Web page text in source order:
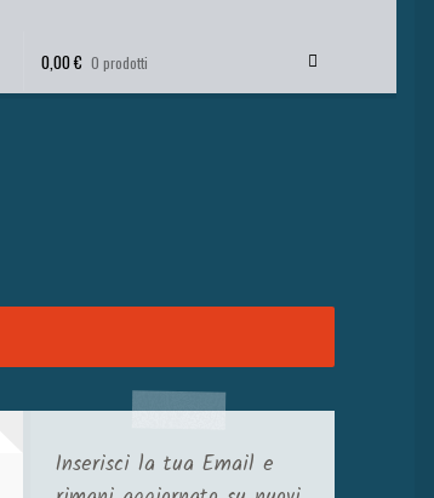
0,00€ 0 prodotti
Inserisci la tua Email e